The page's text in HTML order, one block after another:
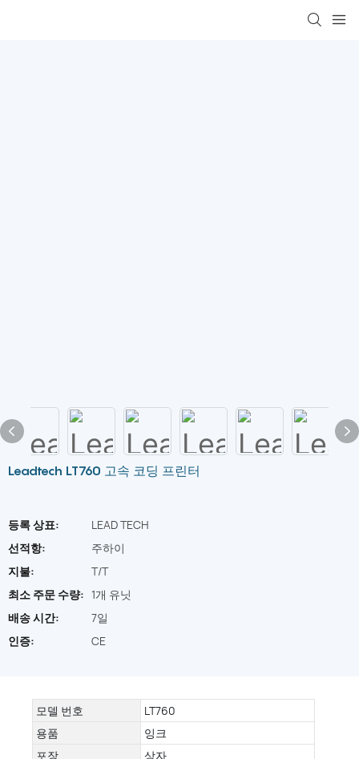
Leadtech LT760 고속 코딩 프린터
등록 상표:
LEAD TECH
선적항:
주하이
지불:
T/T
최소 주문 수량: 1개 유닛
배송 시간:
7일
인증:
CE
모델 번호
LT760
용품
잉크
포장
상자